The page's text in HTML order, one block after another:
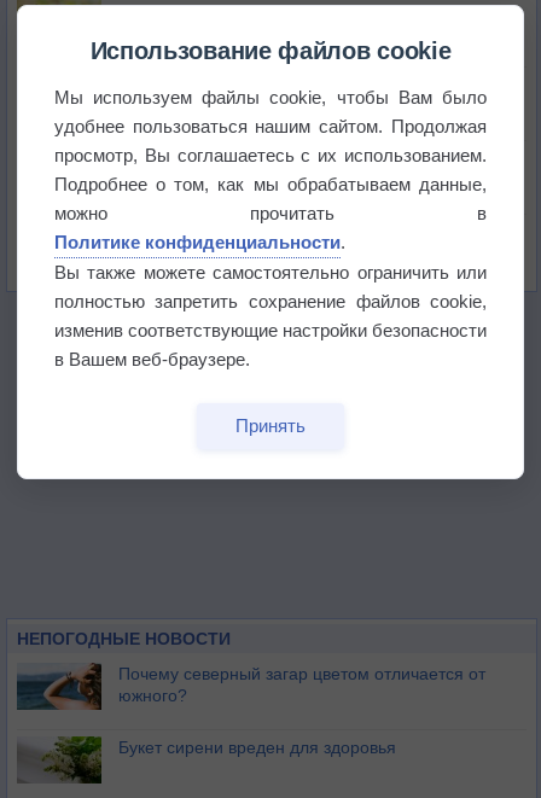
Изменение климата повлияло на ареал обитания
Погода в Краснодаре 6 августа
Погода в Санкт-Петербурге 6 августа
НЕПОГОДНЫЕ НОВОСТИ
Почему северный загар цветом отличается от
южного?
Букет сирени вреден для здоровья
Использование файлов cookie
Мы используем файлы cookie, чтобы Вам было
удобнее пользоваться нашим сайтом. Продолжая
просмотр, Вы соглашаетесь с их использованием.
Подробнее о том, как мы обрабатываем данные,
можно прочитать в
Политике конфиденциальности.
Вы также можете самостоятельно ограничить или
полностью запретить сохранение файлов cookie,
изменив соответствующие настройки безопасности
в Вашем веб-браузере.
Принять